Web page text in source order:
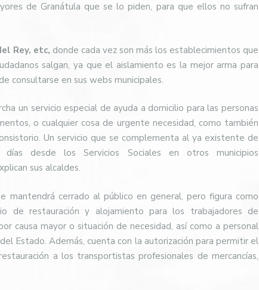
de Granátula que se lo piden, para que ellos no sufran
Rey, etc, donde cada vez son más los establecimientos que
salgan, ya que el aislamiento es la mejor arma para
consultarse en sus webs municipales.
un servicio especial de ayuda a domicilio para las personas
o cualquier cosa de urgente necesidad, como también
Un servicio que se complementa al ya existente de
desde los Servicios Sociales en otros municipios
sus alcaldes.
mantendrá cerrado al público en general, pero figura como
de restauración y alojamiento para los trabajadores de
causa mayor o situación de necesidad, así como a personal
Estado. Además, cuenta con la autorización para permitir el
a los transportistas profesionales de mercancías,